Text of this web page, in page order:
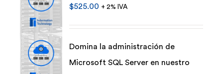
$525.00 + 2% IVA
Domina la administración de
Microsoft SQL Server en nuestro